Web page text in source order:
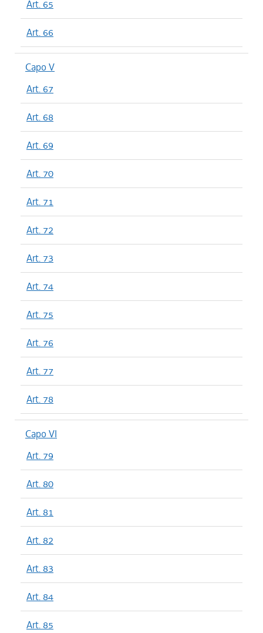
Art. 65
Art. 66
Capo V
Art. 67
Art. 68
Art. 69
Art. 70
Art. 71
Art. 72
Art. 73
Art. 74
Art. 75
Art. 76
Art. 77
Art. 78
Capo VI
Art. 79
Art. 80
Art. 81
Art. 82
Art. 83
Art. 84
Art. 85